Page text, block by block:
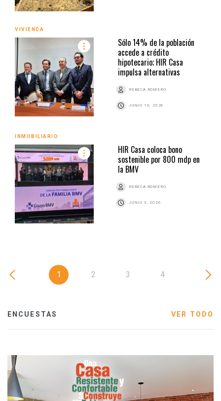
VIVIENDA
Sólo 14% de la población
accede a crédito
hipotecario; HIR Casa
impulsa alternativas
REBECA ROMERO
JUNIO 10, 2026
INMOBILIARIO
HIR Casa coloca bono
sostenible por 800 mdp en
la BMV
REBECA ROMERO
JUNIO 3, 2026
1 2 3 4
ENCUESTAS VER TODO